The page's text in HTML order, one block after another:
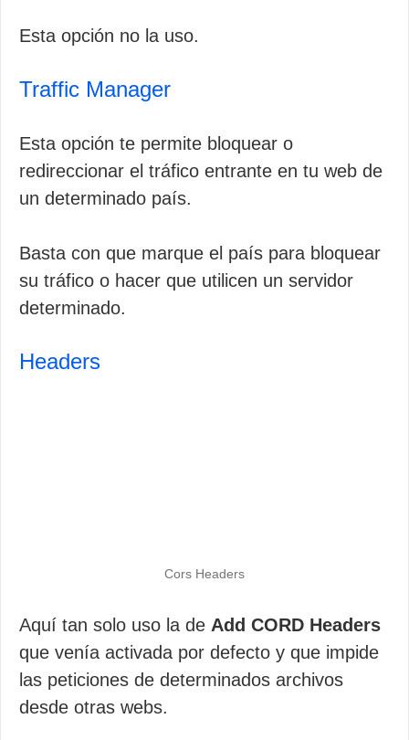
Esta opción no la uso.
Traffic Manager
Esta opción te permite bloquear o
redireccionar el tráfico entrante en tu web de
un determinado país.
Basta con que marque el país para bloquear
su tráfico o hacer que utilicen un servidor
determinado.
Headers
Cors Headers
Aquí tan solo uso la de Add CORD Headers
que venía activada por defecto y que impide
las peticiones de determinados archivos
desde otras webs.